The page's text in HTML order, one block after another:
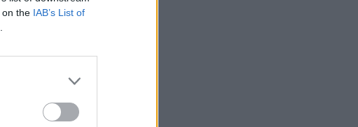
on the IAB’s List of
Συναγερμός στις ΗΠΑ για φονικό μύκητα που